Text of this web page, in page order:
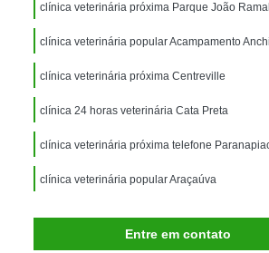
Exame para Animais
Exame para Animais São Caetano
Animal
Internação de Animais
para Cachorro
Internação para
Internação para Gatos
Uti Veterinária
Canino
Limpeza de Tártaro de
clínica veterinária próxima Parque João
clínica veterinária popular Acampamento
clínica veterinária próxima Centreville
clínica 24 horas veterinária Cata Preta
clínica veterinária próxima telefone
clínica veterinária popular Araçaúva
Entre em contato